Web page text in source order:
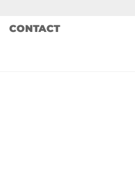
CONTACT